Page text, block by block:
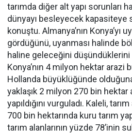
tarımda diğer alt yapı sorunları
dünyayı besleyecek kapasiteye
konuştu. Almanya’nın Konya’yı
gördüğünü, uyanması halinde
haline geleceğini düşündüklerini
Konya’nın 4 milyon hektar arazi
Hollanda büyüklüğünde
yaklaşık 2 milyon 270 bin hektar
yapıldığını vurguladı. Kaleli,
700 bin hektarında kuru tarım
tarım alanlarının yüzde 78’inin